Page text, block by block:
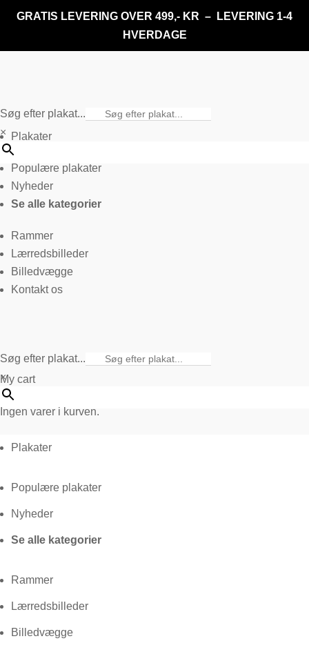
GRATIS LEVERING OVER 499,- KR – LEVERING 1-4
HVERDAGE
Søg efter plakat...
× Plakater
Populære plakater
Nyheder
Se alle kategorier
Rammer
Lærredsbilleder
Billedvægge
Kontakt os
Søg efter plakat...
×
My cart
Ingen varer i kurven.
Plakater
Populære plakater
Nyheder
Se alle kategorier
Rammer
Lærredsbilleder
Billedvægge